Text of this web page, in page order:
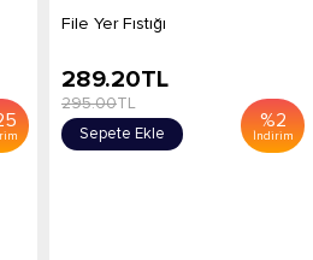
File Yer Fıstığı
%2
İndirim
289.20TL
295.00TL
Sepete Ekle